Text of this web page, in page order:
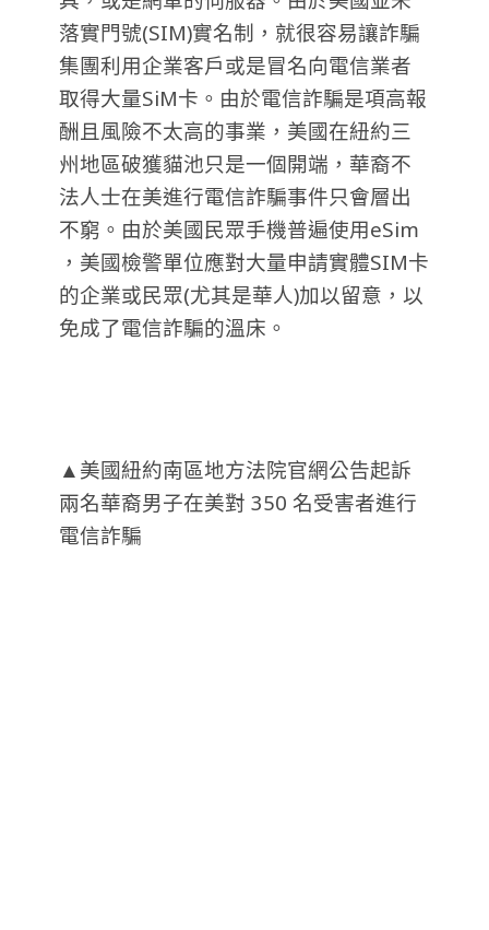
落實門號(SIM)實名制，就很容易讓詐騙
集團利用企業客戶或是冒名向電信業者
取得大量SiM卡。由於電信詐騙是項高報
酬且風險不太高的事業，美國在紐約三
州地區破獲貓池只是一個開端，華裔不
法人士在美進行電信詐騙事件只會層出
不窮。由於美國民眾手機普遍使用eSim
，美國檢警單位應對大量申請實體SIM卡
的企業或民眾(尤其是華人)加以留意，以
免成了電信詐騙的溫床。
▲美國紐約南區地方法院官網公告起訴
兩名華裔男子在美對 350 名受害者進行
電信詐騙